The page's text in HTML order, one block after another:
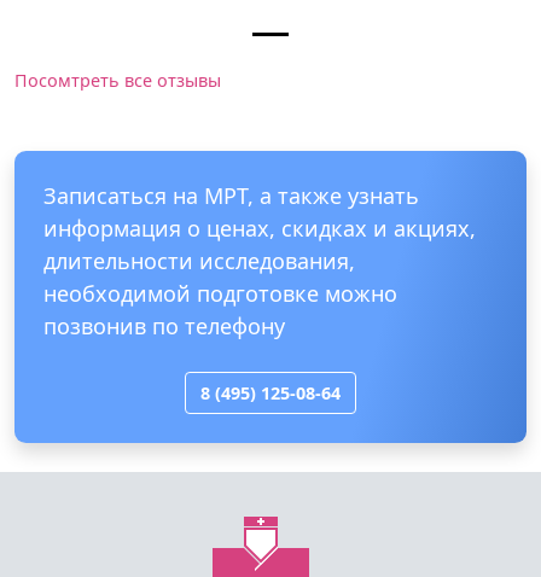
Посомтреть все отзывы
Записаться на МРТ, а также узнать
информация о ценах, скидках и акциях,
длительности исследования,
необходимой подготовке можно
позвонив по телефону
8 (495) 125-08-64